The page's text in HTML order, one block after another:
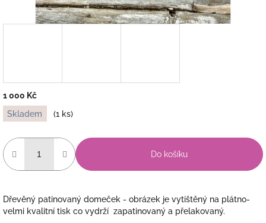
1 000 Kč
Měrná
cena:
Skladem (1 ks)
Do košíku
Dřevěný patinovaný domeček - obrázek je vytištěný na plátno-
velmi kvalitní tisk co vydrží zapatinovaný a přelakovaný.